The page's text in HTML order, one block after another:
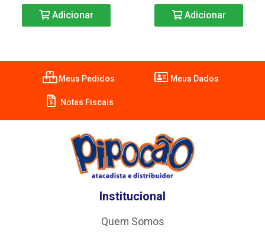
Adicionar Adicionar
Meus Pedidos Meus Dados
Notas Fiscais
Institucional
Quem Somos